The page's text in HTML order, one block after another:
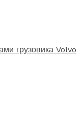
грузовика Volvo